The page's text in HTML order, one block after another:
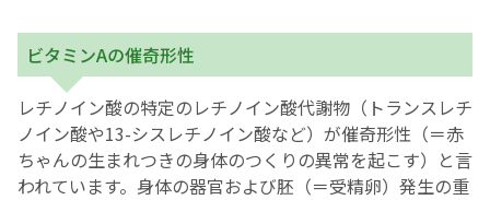
ビタミンAの催奇形性
レチノイン酸の特定のレチノイン酸代謝物（トランスレチ
ノイン酸や13-シスレチノイン酸など）が催奇形性（＝赤
ちゃんの生まれつきの身体のつくりの異常を起こす）と言
われています。身体の器官および胚（＝受精卵）発生の重